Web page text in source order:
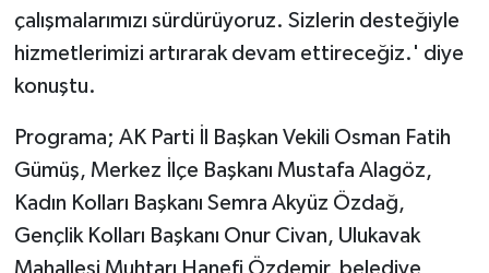
çalışmalarımızı sürdürüyoruz. Sizlerin desteğiyle
hizmetlerimizi artırarak devam ettireceğiz.' diye
konuştu.
Programa; AK Parti İl Başkan Vekili Osman Fatih
Gümüş, Merkez İlçe Başkanı Mustafa Alagöz,
Kadın Kolları Başkanı Semra Akyüz Özdağ,
Gençlik Kolları Başkanı Onur Civan, Ulukavak